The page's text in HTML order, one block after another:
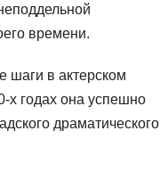
времени.
шаги в актерском
х годах она успешно
драматического